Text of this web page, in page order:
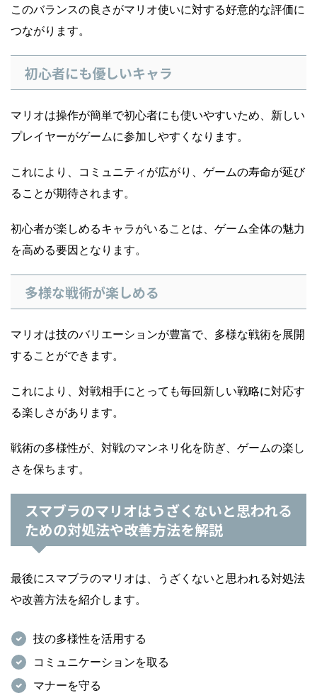
このバランスの良さがマリオ使いに対する好意的な評価に
つながります。
初心者にも優しいキャラ
マリオは操作が簡単で初心者にも使いやすいため、新しい
プレイヤーがゲームに参加しやすくなります。
これにより、コミュニティが広がり、ゲームの寿命が延び
ることが期待されます。
初心者が楽しめるキャラがいることは、ゲーム全体の魅力
を高める要因となります。
多様な戦術が楽しめる
マリオは技のバリエーションが豊富で、多様な戦術を展開
することができます。
これにより、対戦相手にとっても毎回新しい戦略に対応す
る楽しさがあります。
戦術の多様性が、対戦のマンネリ化を防ぎ、ゲームの楽し
さを保ちます。
スマブラのマリオはうざくないと思われる
ための対処法や改善方法を解説
最後にスマブラのマリオは、うざくないと思われる対処法
や改善方法を紹介します。
技の多様性を活用する
コミュニケーションを取る
マナーを守る